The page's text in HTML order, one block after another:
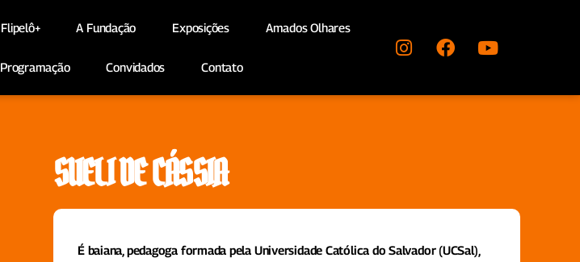
Flipelô+ A Fundação Exposições Amados Olhares
Programação Convidados Contato
SUELI DE CÁSSIA
É baiana, pedagoga formada pela Universidade Católica do Salvador (UCSal),